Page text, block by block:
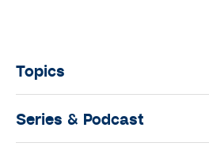
Topics
Series & Podcast